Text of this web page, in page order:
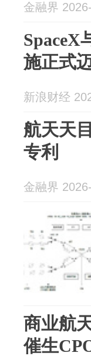
金融界
SpaceX
施正式
新浪财经
航天天
专利
金融界
商业航
催生